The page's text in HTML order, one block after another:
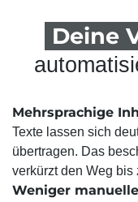
Deine
Mehrsprachige
Texte lassen sich
übertragen. Das
verkürzt den Weg bis
Weniger